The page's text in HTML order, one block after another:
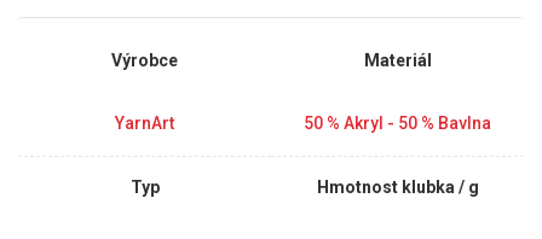
Výrobce
YarnArt
Materiál
50 % Akryl - 50 % Bavlna
Typ Hmotnost klubka / g